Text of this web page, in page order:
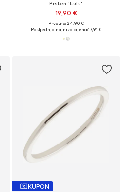
Prsten 'Lulu'
19,90 €
Prvotno: 24,90 €
Posljednja najniža cijena:17,91 €
KUPON